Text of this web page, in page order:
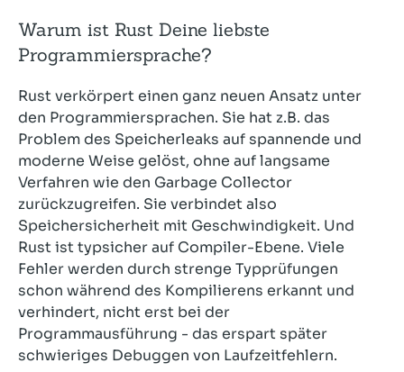
Warum ist Rust Deine liebste
Programmiersprache?
Rust verkörpert einen ganz neuen Ansatz unter
den Programmiersprachen. Sie hat z.B. das
Problem des Speicherleaks auf spannende und
moderne Weise gelöst, ohne auf langsame
Verfahren wie den Garbage Collector
zurückzugreifen. Sie verbindet also
Speichersicherheit mit Geschwindigkeit. Und
Rust ist typsicher auf Compiler-Ebene. Viele
Fehler werden durch strenge Typprüfungen
schon während des Kompilierens erkannt und
verhindert, nicht erst bei der
Programmausführung - das erspart später
schwieriges Debuggen von Laufzeitfehlern.